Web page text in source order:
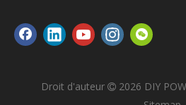
Droit d'auteur  2026 DIY